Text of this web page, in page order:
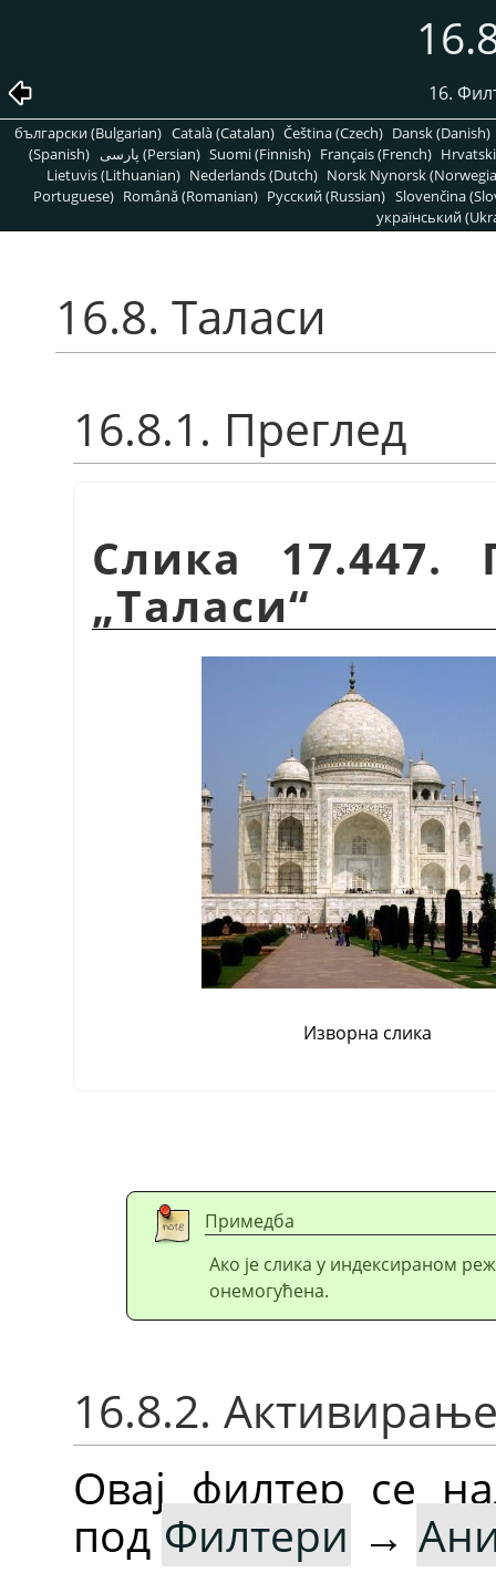
16.
български (Bulgarian) Català (Catalan) Čeština (Czech) Dansk (Danish)
(Spanish)
پارسی (Persian) Suomi (Finnish) Français (French)
Lietuvis (Lithuanian) Nederlands (Dutch) Norsk Nynorsk
Portuguese) Română (Romanian) Pусский (Russian) Slovenčina
український
16.8. Таласи
16.8.1. Преглед
Слика
„Таласи“
Изворна слика
Примедба
Ако је слика у индексираном
онемогућена.
16.8.2.
Овај филтер се
под Филтери →